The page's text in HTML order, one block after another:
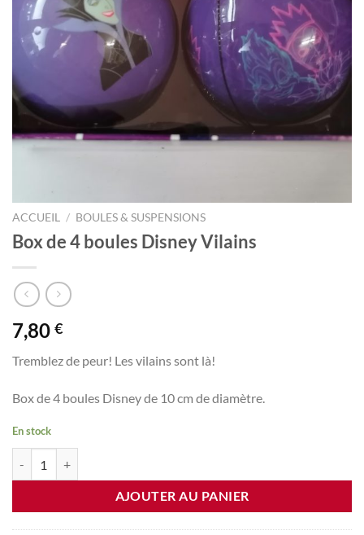
ACCUEIL / BOULES & SUSPENSIONS
Box de 4 boules Disney Vilains
7,80 €
Tremblez de peur! Les vilains sont là!
Box de 4 boules Disney de 10 cm de diamètre.
En stock
AJOUTER AU PANIER